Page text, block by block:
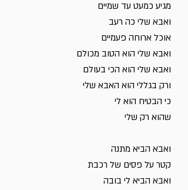
מגיע כמעט עד שמיים
ואבא שלי כה רעב
אוכל ארוחה פעמיים
ואבא שלי הוא הטוב מכולם
ואבא שלי הוא הכי בעולם
ורק בגללי הוא האבא שלי
כי הבטיח הוא לי
שהוא רק שלי
ואבא הביא מתנה
קטר על פסים של רכבת
ואבא הביא לי בובה